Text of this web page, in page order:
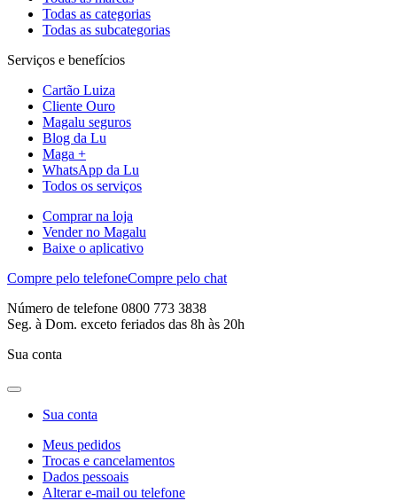
Todas as categorias
Todas as subcategorias
Serviços e benefícios
Cartão Luiza
Cliente Ouro
Magalu seguros
Blog da Lu
Maga +
WhatsApp da Lu
Todos os serviços
Comprar na loja
Vender no Magalu
Baixe o aplicativo
Compre pelo telefoneCompre pelo chat
Número de telefone 0800 773 3838
Seg. à Dom. exceto feriados das 8h às 20h
Sua conta
Sua conta
Meus pedidos
Trocas e cancelamentos
Dados pessoais
Alterar e-mail ou telefone